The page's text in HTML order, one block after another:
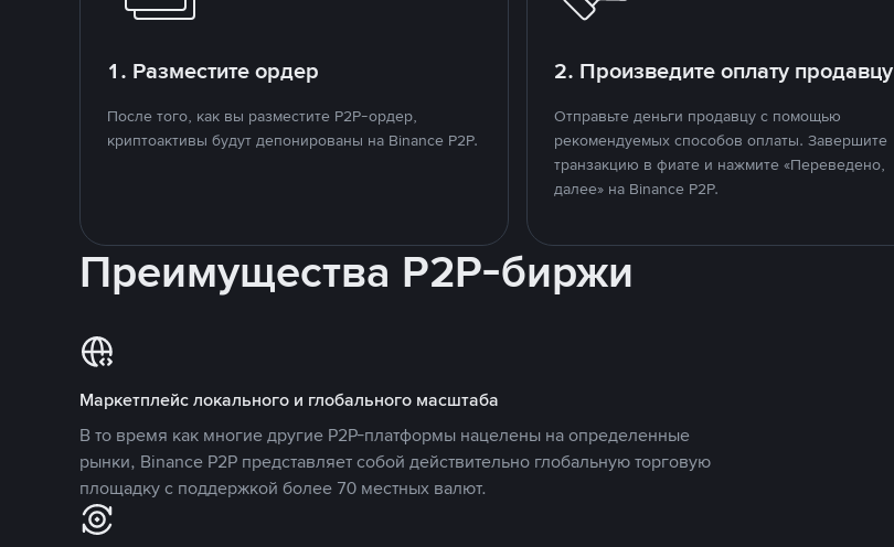
1. Разместите ордер
После того, как вы разместите P2P-ордер,
криптоактивы будут депонированы на Binance P2P.
2. Произведите оплату продавцу
Отправьте деньги продавцу с помощью
рекомендуемых способов оплаты. Завершите
транзакцию в фиате и нажмите «Переведено,
далее» на Binance P2P.
Преимущества P2P-биржи
Маркетплейс локального и глобального масштаба
В то время как многие другие P2P-платформы нацелены на определенные
рынки, Binance P2P представляет собой действительно глобальную торговую
площадку с поддержкой более 70 местных валют.